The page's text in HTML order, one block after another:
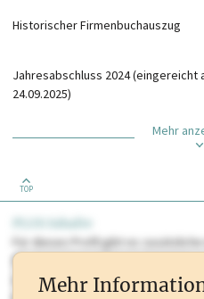
Historischer Firmenbuchauszug
Jahresabschluss 2024 (eingereicht
24.09.2025)
Mehr
TOP
PLUS Inhalte
Für dieses Profil gibt es
Sie momentan nicht einsehen
oder loggen Sie sich ein um diese
Mehr